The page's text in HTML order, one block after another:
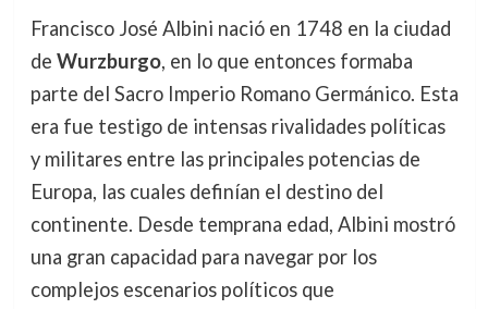
Francisco José Albini nació en 1748 en la ciudad
de Wurzburgo, en lo que entonces formaba
parte del Sacro Imperio Romano Germánico. Esta
era fue testigo de intensas rivalidades políticas
y militares entre las principales potencias de
Europa, las cuales definían el destino del
continente. Desde temprana edad, Albini mostró
una gran capacidad para navegar por los
complejos escenarios políticos que